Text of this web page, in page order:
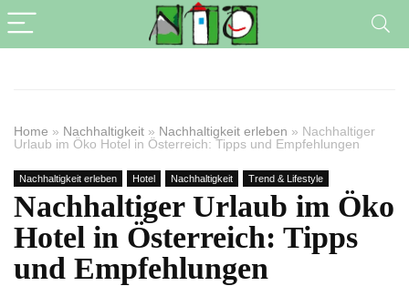
Home » Nachhaltigkeit » Nachhaltigkeit erleben » Nachhaltiger
Urlaub im Öko Hotel in Österreich: Tipps und Empfehlungen
Nachhaltigkeit erleben Hotel Nachhaltigkeit Trend & Lifestyle
Nachhaltiger Urlaub im Öko
Hotel in Österreich: Tipps
und Empfehlungen